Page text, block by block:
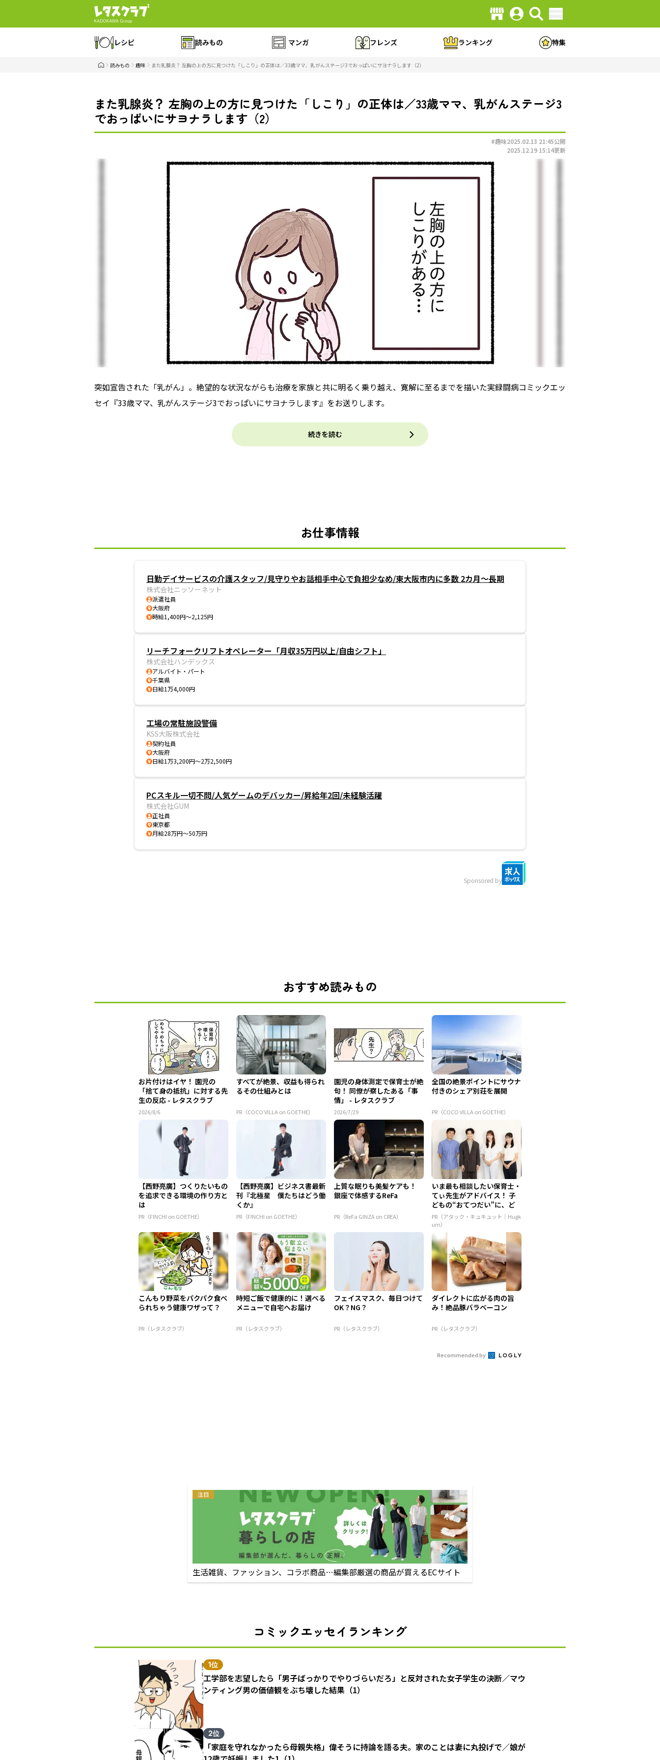
レシピ 読みもの マンガ フレンズ ランキング 特集
読みもの 趣味 また乳腺炎？ 左胸の上の方に見つけた「しこり」の正体は／33歳ママ、乳がんステージ3でおっぱいにサヨナラします（2）
また乳腺炎？ 左胸の上の方に見つけた「しこり」の正体は／33歳ママ、乳がんステージ3
でおっぱいにサヨナラします（2）
#趣味2025.02.13 21:45公開
2025.12.19 15:14更新
突如宣告された「乳がん」。絶望的な状況ながらも治療を家族と共に明るく乗り越え、寛解に至るまでを描いた実録闘病コミックエッ
セイ『33歳ママ、乳がんステージ3でおっぱいにサヨナラします』をお送りします。
続きを読む
お仕事情報
日勤デイサービスの介護スタッフ/見守りやお話相手中心で負担少なめ/東大阪市内に多数 2カ月～長期
株式会社ニッソーネット
派遣社員
大阪府
時給1,400円～2,125円
リーチフォークリフトオペレーター「月収35万円以上/自由シフト」
株式会社ハンデックス
アルバイト・パート
千葉県
日給1万4,000円
工場の常駐施設警備
KSS大阪株式会社
契約社員
大阪府
日給1万3,200円～2万2,500円
PCスキル一切不問/人気ゲームのデバッカー/昇給年2回/未経験活躍
株式会社GUM
正社員
東京都
月給28万円～50万円
Sponsored by
おすすめ読みもの
お片付けはイヤ！ 園児の
「捨て身の抵抗」に対する先
生の反応 - レタスクラブ
2026/8/6
すべてが絶景、収益も得られ
るその仕組みとは
PR（COCO VILLA on GOETHE）
園児の身体測定で保育士が絶
句！ 同僚が察したある「事
情」 - レタスクラブ
2026/7/29
全国の絶景ポイントにサウナ
付きのシェア別荘を展開
PR（COCO VILLA on GOETHE）
【西野亮廣】つくりたいもの
を追求できる環境の作り方と
は
PR（FINCHI on GOETHE）
【西野亮廣】ビジネス書最新
刊『北極星 僕たちはどう働
くか』
PR（FINCHI on GOETHE）
上質な眠りも美髪ケアも！
銀座で体感するReFa
PR（ReFa GINZA on CREA）
いま最も相談したい保育士・
てぃ先生がアドバイス！ 子
どもの“おてつだい”に、ど
ん...
PR（アタック・キュキュット｜Hugk
um）
こんもり野菜をパクパク食べ
られちゃう健康ワザって？
PR（レタスクラブ）
時短ご飯で健康的に！選べる
メニューで自宅へお届け
PR（レタスクラブ）
フェイスマスク、毎日つけて
OK？NG？
PR（レタスクラブ）
ダイレクトに広がる肉の旨
み！絶品豚バラベーコン
PR（レタスクラブ）
Recommended by
注目
生活雑貨、ファッション、コラボ商品…編集部厳選の商品が買えるECサイト
コミックエッセイランキング
1位
工学部を志望したら「男子ばっかりでやりづらいだろ」と反対された女子学生の決断／マウ
ンティング男の価値観をぶち壊した結果（1）
2位
「家庭を守れなかったら母親失格」偉そうに持論を語る夫。家のことは妻に丸投げで／娘が